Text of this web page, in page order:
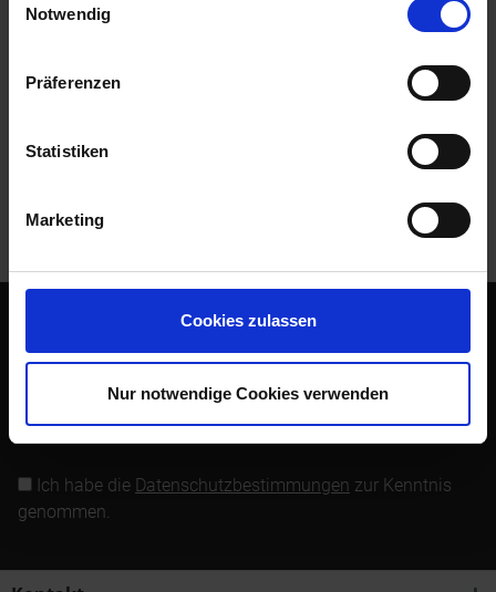
Cookies, wenn Sie unsere Webseite weiterhin nutzen.
Notwendig
Präferenzen
Statistiken
Marketing
Cookies zulassen
Nur notwendige Cookies verwenden
Dieser O-Ring sichert einen der Bremsbeläge am Kolben
Bewertungen
Sie keine Neuigkeit oder Aktion mehr von Siebenrock.
Newsletter abonnieren
Ich habe die Datenschutzbestimmungen zur Kenntnis
genommen.